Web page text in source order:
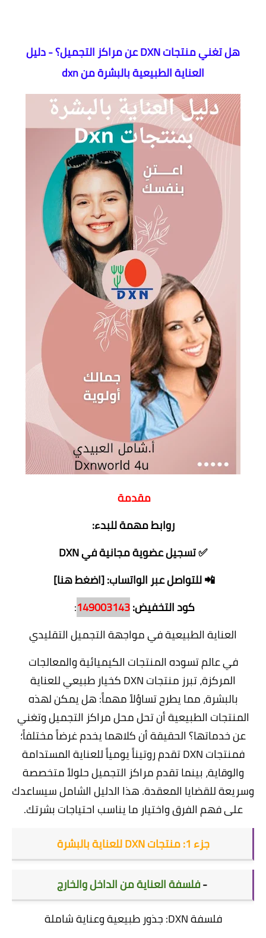
هل تغني منتجات DXN عن مراكز التجميل؟ - دليل
العناية الطبيعية بالبشرة من dxn
مقدمة
روابط مهمة للبدء:
✅ تسجيل عضوية مجانية في DXN
📲 للتواصل عبر الواتساب: [اضغط هنا]
كود التخفيض:149003143
:
العناية الطبيعية في مواجهة التجميل التقليدي
في عالم تسوده المنتجات الكيميائية والمعالجات
المركزة، تبرز منتجات DXN كخيار طبيعي للعناية
بالبشرة، مما يطرح تساؤلاً مهماً: هل يمكن لهذه
المنتجات الطبيعية أن تحل محل مراكز التجميل وتغني
عن خدماتها؟ الحقيقة أن كلاهما يخدم غرضاً مختلفاً؛
فمنتجات DXN تقدم روتيناً يومياً للعناية المستدامة
والوقاية، بينما تقدم مراكز التجميل حلولاً متخصصة
وسريعة للقضايا المعقدة. هذا الدليل الشامل سيساعدك
على فهم الفرق واختيار ما يناسب احتياجات بشرتك.
جزء 1: منتجات DXN للعناية بالبشرة
-فلسفة العناية من الداخل والخارج
فلسفة DXN: جذور طبيعية وعناية شاملة